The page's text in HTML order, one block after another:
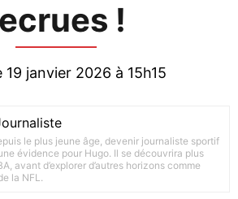
!
19 janvier 2026 à 15h15
le plus jeune âge, devenir journaliste sportif
évidence pour Hugo. Il se découvrira plus
avant d’explorer d’autres horizons comme
la NFL.